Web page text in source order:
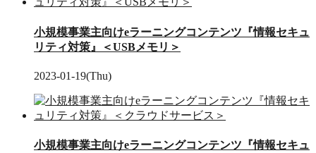
小規模事業主向けeラーニングコンテンツ『情報セキュ
リティ対策』＜USBメモリ＞
2023-01-19(Thu)
小規模事業主向けeラーニングコンテンツ『情報セキュ